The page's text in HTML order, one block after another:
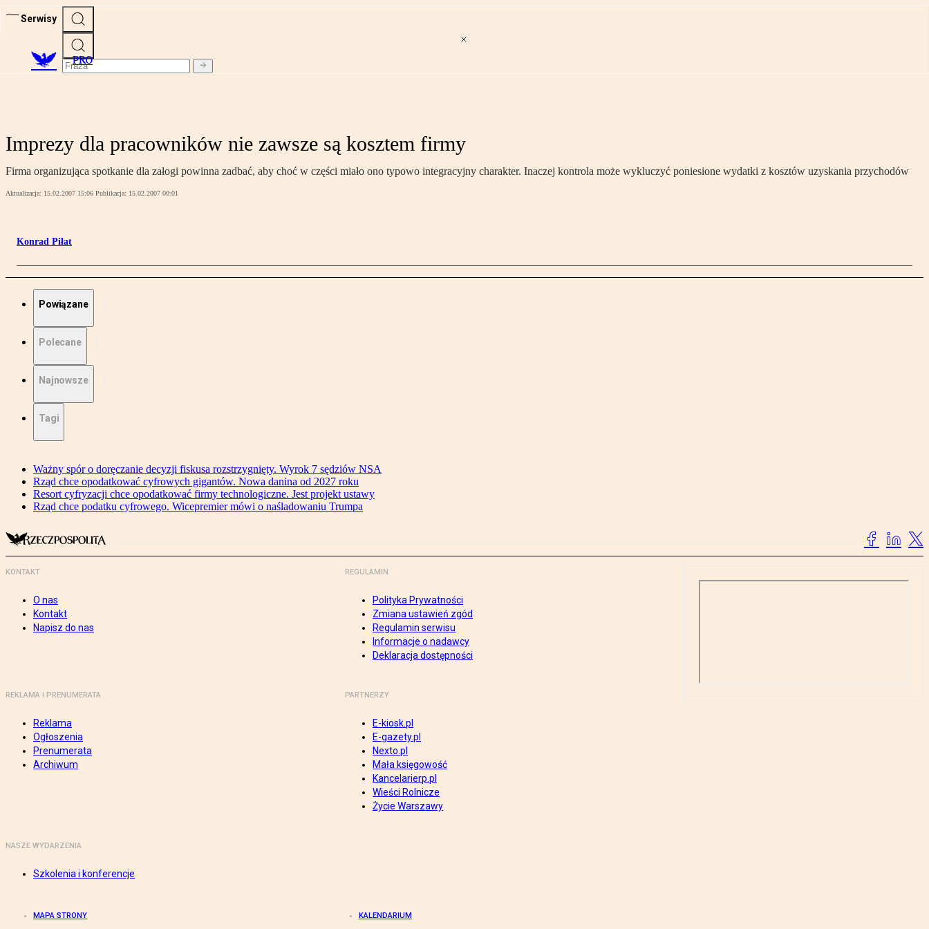
Serwisy
PRO
Imprezy dla pracowników nie zawsze są kosztem firmy
Firma organizująca spotkanie dla załogi powinna zadbać, aby choć w części miało ono typowo integracyjny charakter. Inaczej kontrola może wykluczyć poniesione wydatki z kosztów uzyskania przychodów
Aktualizacja: 15.02.2007 15:06 Publikacja: 15.02.2007 00:01
Konrad Piłat
Powiązane
Polecane
Najnowsze
Tagi
Ważny spór o doręczanie decyzji fiskusa rozstrzygnięty. Wyrok 7 sędziów NSA
Rząd chce opodatkować cyfrowych gigantów. Nowa danina od 2027 roku
Resort cyfryzacji chce opodatkować firmy technologiczne. Jest projekt ustawy
Rząd chce podatku cyfrowego. Wicepremier mówi o naśladowaniu Trumpa
KONTAKT
O nas
Kontakt
Napisz do nas
REGULAMIN
Polityka Prywatności
Zmiana ustawień zgód
Regulamin serwisu
Informacje o nadawcy
Deklaracja dostępności
REKLAMA I PRENUMERATA
Reklama
Ogłoszenia
Prenumerata
Archiwum
PARTNERZY
E-kiosk.pl
E-gazety.pl
Nexto.pl
Mała księgowość
Kancelarierp.pl
Wieści Rolnicze
Życie Warszawy
NASZE WYDARZENIA
Szkolenia i konferencje
MAPA STRONY KALENDARIUM